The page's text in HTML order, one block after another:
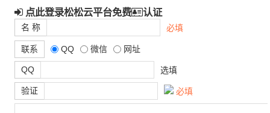
点此登录松松云平台免费 认证
名 称 必填
联系 QQ 微信 网址
QQ 选填
验证 必填